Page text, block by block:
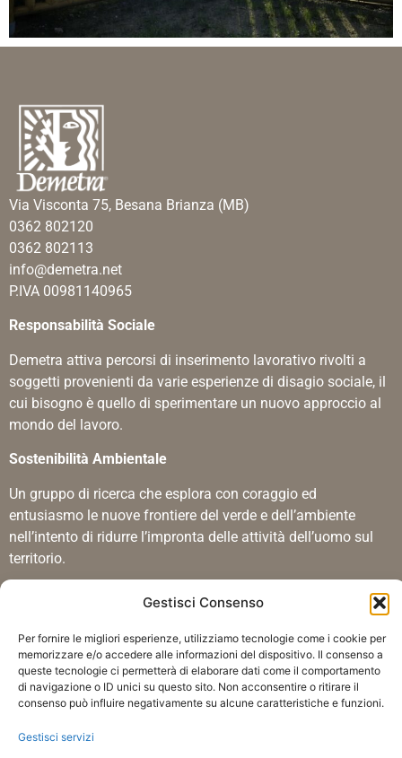
Gestisci Consenso
Per fornire le migliori esperienze, utilizziamo tecnologie come i cookie per
memorizzare e/o accedere alle informazioni del dispositivo. Il consenso a
queste tecnologie ci permetterà di elaborare dati come il comportamento
di navigazione o ID unici su questo sito. Non acconsentire o ritirare il
consenso può influire negativamente su alcune caratteristiche e funzioni.
Gestisci servizi
Via Visconta 75, Besana Brianza (MB)
0362 802120
0362 802113
info@demetra.net
P.IVA 00981140965
Responsabilità Sociale
Demetra attiva percorsi di inserimento lavorativo rivolti a
soggetti provenienti da varie esperienze di disagio sociale, il
cui bisogno è quello di sperimentare un nuovo approccio al
mondo del lavoro.
Sostenibilità Ambientale
Un gruppo di ricerca che esplora con coraggio ed
entusiasmo le nuove frontiere del verde e dell’ambiente
nell’intento di ridurre l’impronta delle attività dell’uomo sul
territorio.
dimostrano che il sistema di gestione della qualità
dell’impresa è stato riconosciuto conforme ad uno standard
di eccellenza.